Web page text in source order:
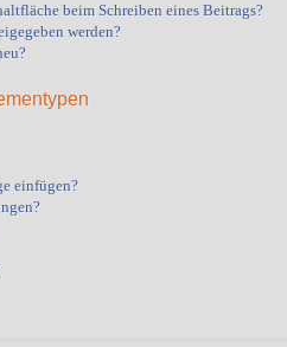
beim Schreiben eines Beitrags?
werden?
einfügen?